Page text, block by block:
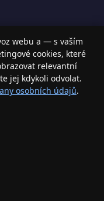
příslušenstvím a
webu a — s vaším
cookies, které
relevantní
jej kdykoli odvolat.
osobních údajů.